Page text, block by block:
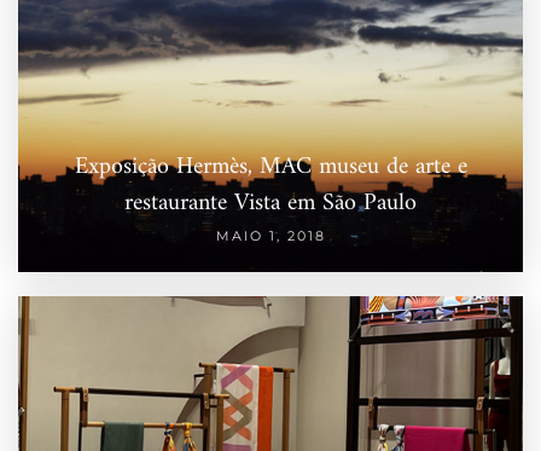
Exposição Hermès, MAC museu de arte e
restaurante Vista em São Paulo
MAIO 1, 2018